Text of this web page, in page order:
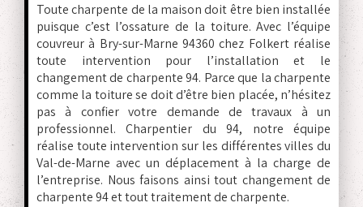
Toute charpente de la maison doit être bien installée
puisque c’est l’ossature de la toiture. Avec l’équipe
couvreur à Bry-sur-Marne 94360 chez Folkert réalise
toute intervention pour l’installation et le
changement de charpente 94. Parce que la charpente
comme la toiture se doit d’être bien placée, n’hésitez
pas à confier votre demande de travaux à un
professionnel. Charpentier du 94, notre équipe
réalise toute intervention sur les différentes villes du
Val-de-Marne avec un déplacement à la charge de
l’entreprise. Nous faisons ainsi tout changement de
charpente 94 et tout traitement de charpente.